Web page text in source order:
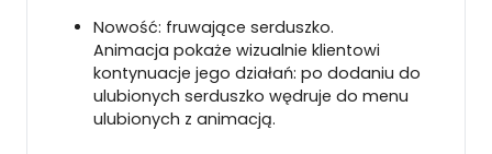
Nowość: fruwające serduszko.
Animacja pokaże wizualnie klientowi
kontynuacje jego działań: po dodaniu do
ulubionych serduszko wędruje do menu
ulubionych z animacją.